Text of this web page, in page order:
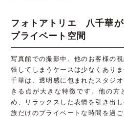
フォトアトリエ 八千華が
プライベート空間
写真館での撮影中、他のお客様の
張してしまうケースは少なくあり
千華は、透明感に包まれたスタジ
きる点が大きな特徴です。他の方
め、リラックスした表情を引き出
族だけのプライベートな時間を過